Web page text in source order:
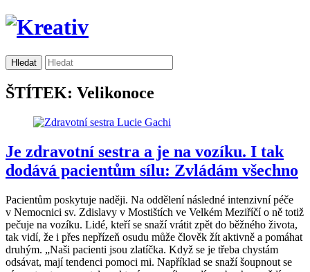
ŠTÍTEK: Velikonoce
Je zdravotní sestra a je na vozíku. I tak
dodává pacientům sílu: Zvládám všechno
Pacientům poskytuje naději. Na oddělení následné intenzivní péče
v Nemocnici sv. Zdislavy v Mostištích ve Velkém Meziříčí o ně totiž
pečuje na vozíku. Lidé, kteří se snaží vrátit zpět do běžného života,
tak vidí, že i přes nepřízeň osudu může člověk žít aktivně a pomáhat
druhým. „Naši pacienti jsou zlatíčka. Když se je třeba chystám
odsávat, mají tendenci pomoci mi. Například se snaží šoupnout se